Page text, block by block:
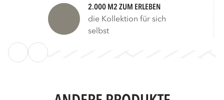
2.000 M2 ZUM ERLEBEN
die Kollektion für sich
selbst